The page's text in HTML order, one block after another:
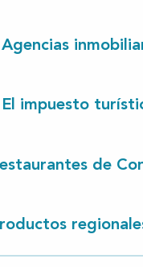
Agencias
El impuesto
de
Vielle-Saint-Girons